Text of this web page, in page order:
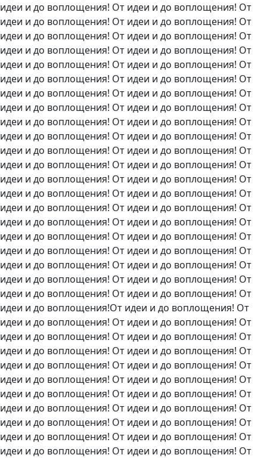
идеи и до воплощения! От идеи и до воплощения! От
идеи и до воплощения! От идеи и до воплощения! От
идеи и до воплощения! От идеи и до воплощения! От
идеи и до воплощения! От идеи и до воплощения! От
идеи и до воплощения! От идеи и до воплощения! От
идеи и до воплощения! От идеи и до воплощения! От
идеи и до воплощения! От идеи и до воплощения! От
идеи и до воплощения! От идеи и до воплощения! От
идеи и до воплощения! От идеи и до воплощения! От
идеи и до воплощения! От идеи и до воплощения! От
идеи и до воплощения! От идеи и до воплощения! От
идеи и до воплощения! От идеи и до воплощения! От
идеи и до воплощения! От идеи и до воплощения! От
идеи и до воплощения! От идеи и до воплощения! От
идеи и до воплощения! От идеи и до воплощения! От
идеи и до воплощения! От идеи и до воплощения! От
идеи и до воплощения! От идеи и до воплощения! От
идеи и до воплощения! От идеи и до воплощения! От
идеи и до воплощения! От идеи и до воплощения! От
идеи и до воплощения! От идеи и до воплощения! От
идеи и до воплощения! От идеи и до воплощения! От
идеи и до воплощения!От идеи и до воплощения! От
идеи и до воплощения! От идеи и до воплощения! От
идеи и до воплощения! От идеи и до воплощения! От
идеи и до воплощения! От идеи и до воплощения! От
идеи и до воплощения! От идеи и до воплощения! От
идеи и до воплощения! От идеи и до воплощения! От
идеи и до воплощения! От идеи и до воплощения! От
идеи и до воплощения! От идеи и до воплощения! От
идеи и до воплощения! От идеи и до воплощения! От
идеи и до воплощения! От идеи и до воплощения! От
идеи и до воплощения! От идеи и до воплощения! От